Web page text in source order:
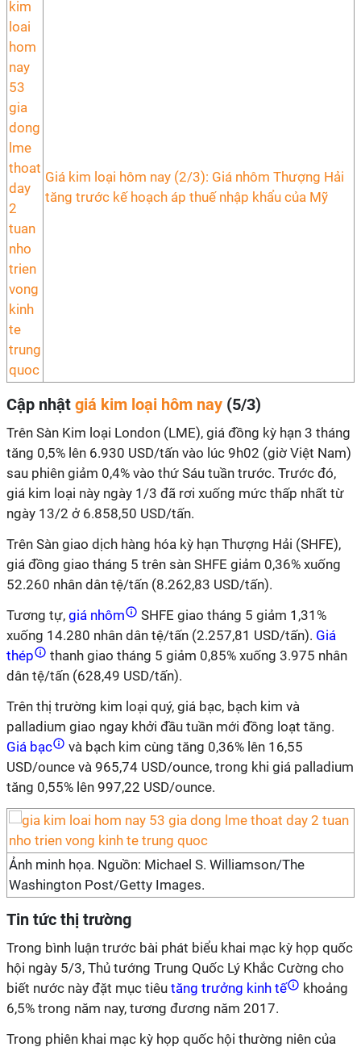
Giá kim loại hôm nay (2/3): Giá nhôm Thượng Hải
tăng trước kế hoạch áp thuế nhập khẩu của Mỹ
Cập nhật giá kim loại hôm nay (5/3)
Trên Sàn Kim loại London (LME), giá đồng kỳ hạn 3 tháng
tăng 0,5% lên 6.930 USD/tấn vào lúc 9h02 (giờ Việt Nam)
sau phiên giảm 0,4% vào thứ Sáu tuần trước. Trước đó,
giá kim loại này ngày 1/3 đã rơi xuống mức thấp nhất từ
ngày 13/2 ở 6.858,50 USD/tấn.
Trên Sàn giao dịch hàng hóa kỳ hạn Thượng Hải (SHFE),
giá đồng giao tháng 5 trên sàn SHFE giảm 0,36% xuống
52.260 nhân dân tệ/tấn (8.262,83 USD/tấn).
Tương tự, giá nhôm
SHFE giao tháng 5 giảm 1,31%
xuống 14.280 nhân dân tệ/tấn (2.257,81 USD/tấn). Giá
thép
thanh giao tháng 5 giảm 0,85% xuống 3.975 nhân
dân tệ/tấn (628,49 USD/tấn).
Trên thị trường kim loại quý, giá bạc, bạch kim và
palladium giao ngay khởi đầu tuần mới đồng loạt tăng.
Giá bạc
và bạch kim cùng tăng 0,36% lên 16,55
USD/ounce và 965,74 USD/ounce, trong khi giá palladium
tăng 0,55% lên 997,22 USD/ounce.
Ảnh minh họa. Nguồn: Michael S. Williamson/The
Washington Post/Getty Images.
Tin tức thị trường
Trong bình luận trước bài phát biểu khai mạc kỳ họp quốc
hội ngày 5/3, Thủ tướng Trung Quốc Lý Khắc Cường cho
biết nước này đặt mục tiêu tăng trưởng kinh tế
khoảng
6,5% trong năm nay, tương đương năm 2017.
Trong phiên khai mạc kỳ họp quốc hội thường niên của